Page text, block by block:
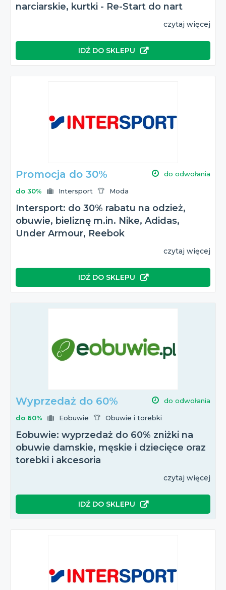
narciarskie, kurtki - Re-Start do nart
czytaj więcej
IDŹ DO SKLEPU
Promocja do 30% do odwołania
do 30% Intersport Moda
Intersport: do 30% rabatu na odzież,
obuwie, bieliznę m.in. Nike, Adidas,
Under Armour, Reebok
czytaj więcej
IDŹ DO SKLEPU
Wyprzedaż do 60% do odwołania
do 60% Eobuwie Obuwie i torebki
Eobuwie: wyprzedaż do 60% zniżki na
obuwie damskie, męskie i dziecięce oraz
torebki i akcesoria
czytaj więcej
IDŹ DO SKLEPU